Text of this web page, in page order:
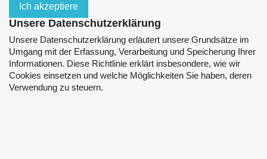
Ich akzeptiere
Unsere Datenschutzerklärung
Unsere Datenschutzerklärung erläutert unsere Grundsätze im
Umgang mit der Erfassung, Verarbeitung und Speicherung Ihrer
Informationen. Diese Richtlinie erklärt insbesondere, wie wir
Cookies einsetzen und welche Möglichkeiten Sie haben, deren
Verwendung zu steuern.